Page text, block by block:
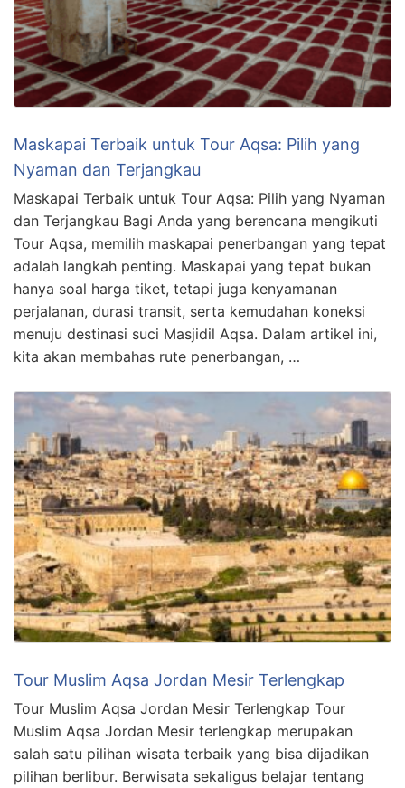
Maskapai Terbaik untuk Tour Aqsa: Pilih yang
Nyaman dan Terjangkau
Maskapai Terbaik untuk Tour Aqsa: Pilih yang Nyaman
dan Terjangkau Bagi Anda yang berencana mengikuti
Tour Aqsa, memilih maskapai penerbangan yang tepat
adalah langkah penting. Maskapai yang tepat bukan
hanya soal harga tiket, tetapi juga kenyamanan
perjalanan, durasi transit, serta kemudahan koneksi
menuju destinasi suci Masjidil Aqsa. Dalam artikel ini,
kita akan membahas rute penerbangan, …
Tour Muslim Aqsa Jordan Mesir Terlengkap
Tour Muslim Aqsa Jordan Mesir Terlengkap Tour
Muslim Aqsa Jordan Mesir terlengkap merupakan
salah satu pilihan wisata terbaik yang bisa dijadikan
pilihan berlibur. Berwisata sekaligus belajar tentang